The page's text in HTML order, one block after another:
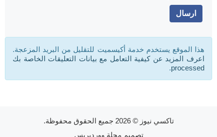
هذا الموقع يستخدم خدمة أكيسميت للتقليل من البريد المزعجة.
اعرف المزيد عن كيفية التعامل مع بيانات التعليقات الخاصة بك
processed
.
تاكسي نيوز © 2026 جميع الحقوق محفوظة.
تصميم مجلة ووردبريس